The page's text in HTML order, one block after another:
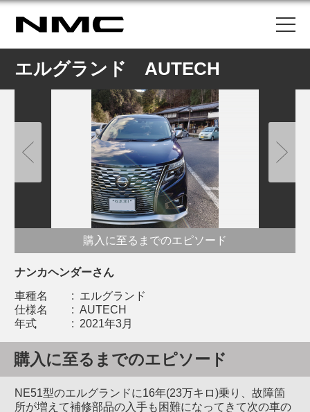
エルグランド AUTECH
購入に至るまでのエピソード
ナンカヘンダーさん
車種名 : エルグランド
仕様名
: AUTECH
年式
: 2021年3月
購入に至るまでのエピソード
NE51型のエルグランドに16年(23万キロ)乗り、故障箇
所が増えて補修部品の入手も困難になってきて次の車の